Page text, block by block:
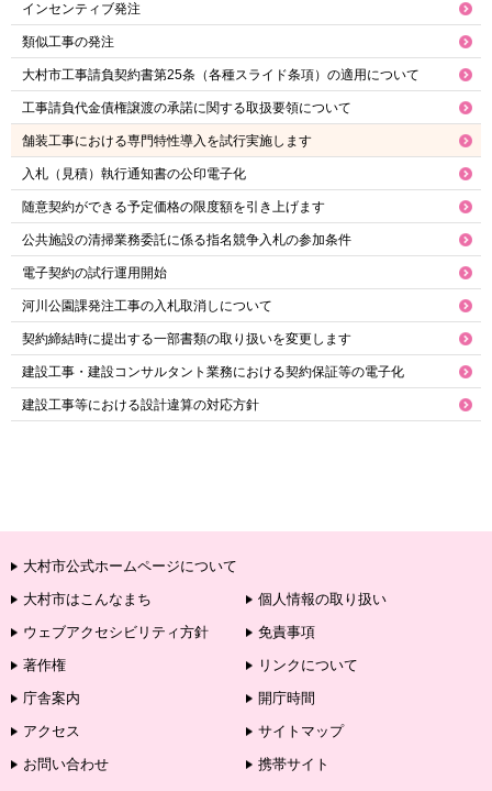
インセンティブ発注
類似工事の発注
大村市工事請負契約書第25条（各種スライド条項）の適用について
工事請負代金債権譲渡の承諾に関する取扱要領について
舗装工事における専門特性導入を試行実施します
入札（見積）執行通知書の公印電子化
随意契約ができる予定価格の限度額を引き上げます
公共施設の清掃業務委託に係る指名競争入札の参加条件
電子契約の試行運用開始
河川公園課発注工事の入札取消しについて
契約締結時に提出する一部書類の取り扱いを変更します
建設工事・建設コンサルタント業務における契約保証等の電子化
建設工事等における設計違算の対応方針
大村市公式ホームページについて
大村市はこんなまち
個人情報の取り扱い
ウェブアクセシビリティ方針
免責事項
著作権
リンクについて
庁舎案内
開庁時間
アクセス
サイトマップ
お問い合わせ
携帯サイト